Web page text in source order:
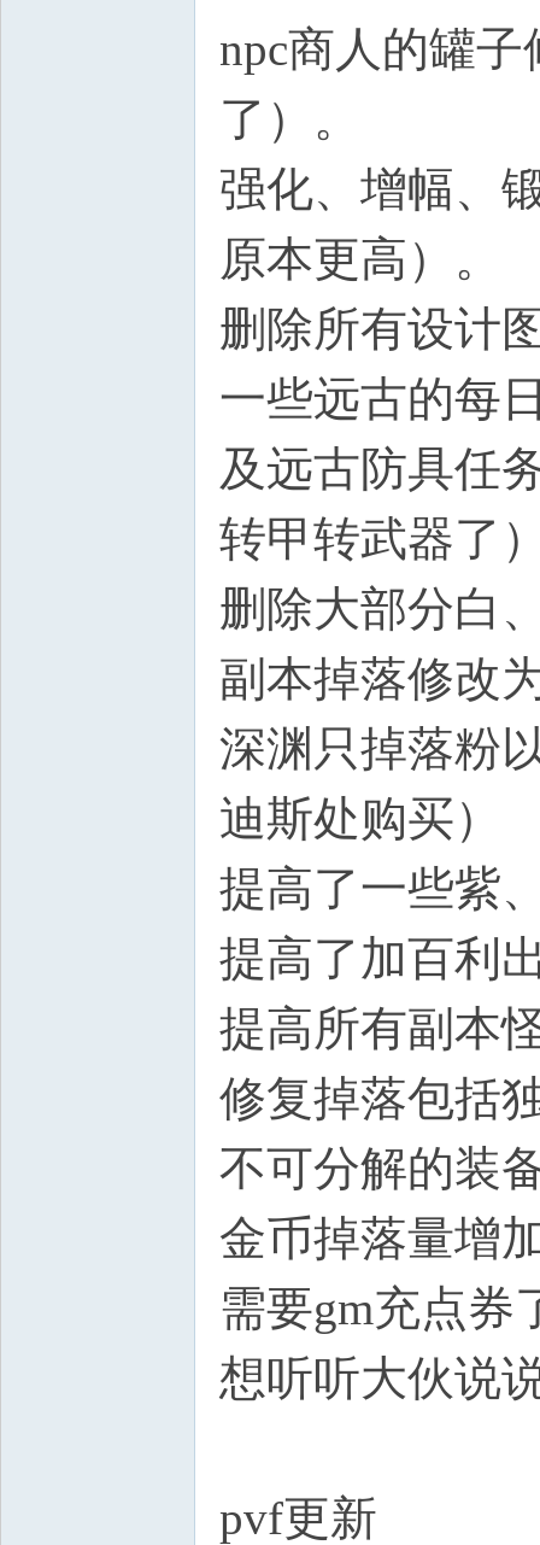
npc商人的罐
了）。
强化、增幅、
原本更高）。
删除所有设计
一些远古的每
及远古防具任
转甲转武器了
删除大部分白
副本掉落修改
深渊只掉落粉
迪斯处购买）
提高了一些紫
提高了加百利
提高所有副本
修复掉落包括
不可分解的装
金币掉落量增
需要gm充点券
想听听大伙说
pvf更新